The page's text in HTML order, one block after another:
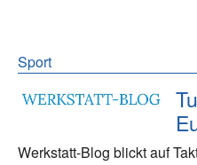
Sport
Werkstatt-Blog blickt auf